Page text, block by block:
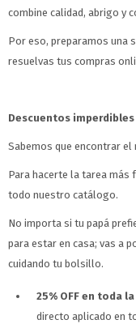
combine calidad, abrigo y
Por eso, preparamos una
resuelvas tus compras
Descuentos
Sabemos que encontrar
Para hacerte la tarea más
todo nuestro catálogo.
No importa si tu papá
para estar en casa; vas a
cuidando tu bolsillo.
25% OFF en toda
directo aplicado en